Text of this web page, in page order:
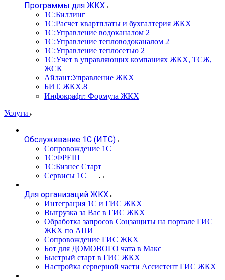
Программы для ЖКХ
1С:Биллинг
1С:Расчет квартплаты и бухгалтерия ЖКХ
1С:Управление водоканалом 2
1С:Управление тепловодоканалом 2
1С:Управление теплосетью 2
1С:Учет в управляющих компаниях ЖКХ, ТСЖ,
ЖСК
Айлант:Управление ЖКХ
БИТ. ЖКХ.8
Инфокрафт: Формула ЖКХ
Услуги
Обслуживание 1С (ИТС)
Сопровождение 1С
1С:ФРЕШ
1С:Бизнес Старт
Сервисы 1С
Для организаций ЖКХ
Интеграция 1С и ГИС ЖКХ
Выгрузка за Вас в ГИС ЖКХ
Обработка запросов Соцзащиты на портале ГИС
ЖКХ по АПИ
Сопровождение ГИС ЖКХ
Бот для ДОМОВОГО чата в Макс
Быстрый старт в ГИС ЖКХ
Настройка серверной части Ассистент ГИС ЖКХ